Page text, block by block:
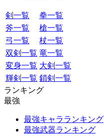
剣一覧
拳一覧
斧一覧
槍一覧
弓一覧
杖一覧
双剣一覧 竜一覧
変身一覧 大剣一覧
輝剣一覧 鎖剣一覧
ランキング
最強
最強キャラランキング
最強武器ランキング